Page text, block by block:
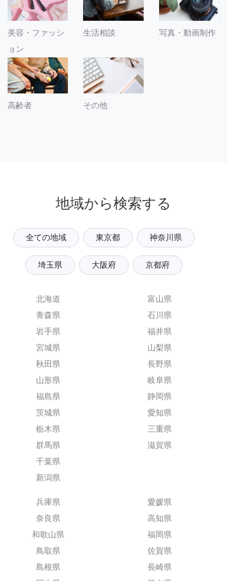
美容・ファッシ
ョン
生活相談 写真・動画制作
高齢者 その他
地域から検索する
全ての地域 東京都 神奈川県
埼玉県 大阪府 京都府
北海道
青森県
岩手県
宮城県
秋田県
山形県
福島県
茨城県
栃木県
群馬県
千葉県
新潟県
富山県
石川県
福井県
山梨県
長野県
岐阜県
静岡県
愛知県
三重県
滋賀県
兵庫県
奈良県
和歌山県
鳥取県
島根県
愛媛県
高知県
福岡県
佐賀県
長崎県